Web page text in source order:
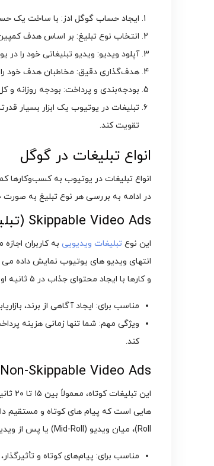
ایجاد حساب گوگل ادز: با ساخت یک
انتخاب نوع تبلیغ: بر اساس هدف
آپلود ویدیو: ویدیو تبلیغاتی خود را
هدف‌گذاری دقیق: مخاطبان هدف خود
بودجه‌بندی و پرداخت: بودجه روزانه و
تبلیغات در یوتیوب یک ابزار بسیار
تقویت کند.
انواع تبلیغات در گوگل
انواع تبلیغات در یوتیوب به کسب‌وکارها
در ادامه به بررسی هر نوع تبلیغ به صورت
Skippable Video Ads (تبلیغات قابل رد شدن)
این نوع تبلیغات ویدیویی
انتهای ویدیو های یوتیوب نمایش داده
‌و کارها با ایجاد محتوای جذاب در ۵ ثانیه اول، مخاطب را به ادامه تماشای تبلیغ ترغیب کنند.
مناسب برای: ایجاد آگاهی از برند،
کند.
Non-Skippable Video Ads (تبلیغات غیر قابل رد شدن)
این
Roll)، میان ویدیو (Mid-Roll) یا پس از ویدیو نمایش داده می شوند.
مناسب برای: پیام‌های کوتاه و